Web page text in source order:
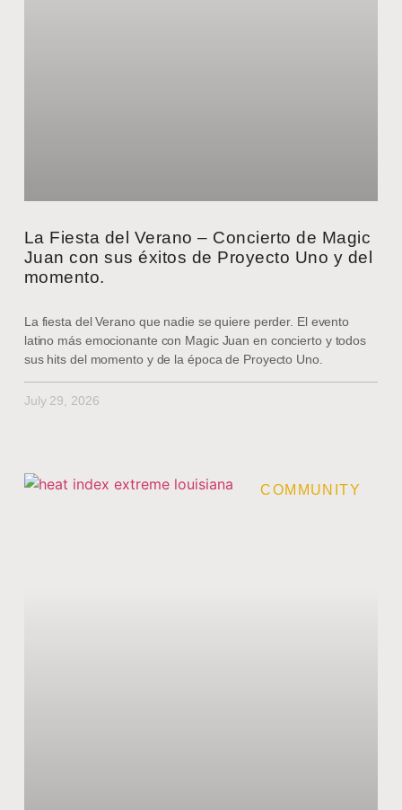
La Fiesta del Verano – Concierto de Magic
Juan con sus éxitos de Proyecto Uno y del
momento.
La fiesta del Verano que nadie se quiere perder. El evento
latino más emocionante con Magic Juan en concierto y todos
sus hits del momento y de la época de Proyecto Uno.
July 29, 2026
COMMUNITY